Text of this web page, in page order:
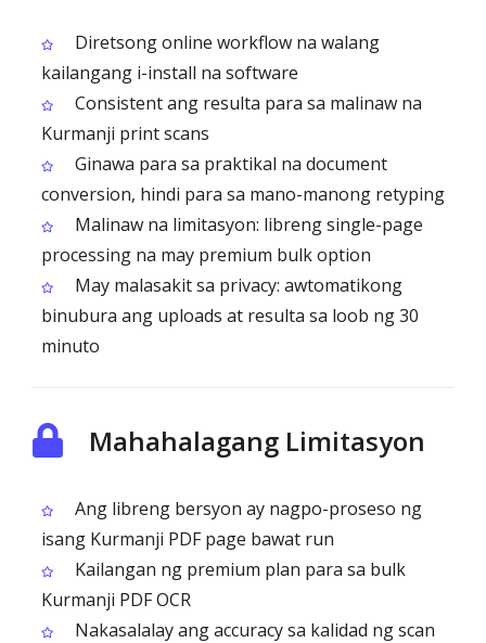
Diretsong online workflow na walang
kailangang i-install na software
Consistent ang resulta para sa malinaw na
Kurmanji print scans
Ginawa para sa praktikal na document
conversion, hindi para sa mano-manong retyping
Malinaw na limitasyon: libreng single-page
processing na may premium bulk option
May malasakit sa privacy: awtomatikong
binubura ang uploads at resulta sa loob ng 30
minuto
Mahahalagang Limitasyon
Ang libreng bersyon ay nagpo-proseso ng
isang Kurmanji PDF page bawat run
Kailangan ng premium plan para sa bulk
Kurmanji PDF OCR
Nakasalalay ang accuracy sa kalidad ng scan